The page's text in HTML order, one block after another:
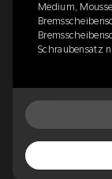
Medium,
Schraubensatz